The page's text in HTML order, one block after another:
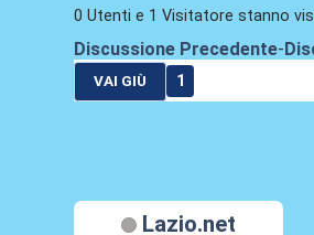
0 Utenti e 1 Visitatore stanno
Discussione Precedente-
VAI GIÙ 1
Lazio.net